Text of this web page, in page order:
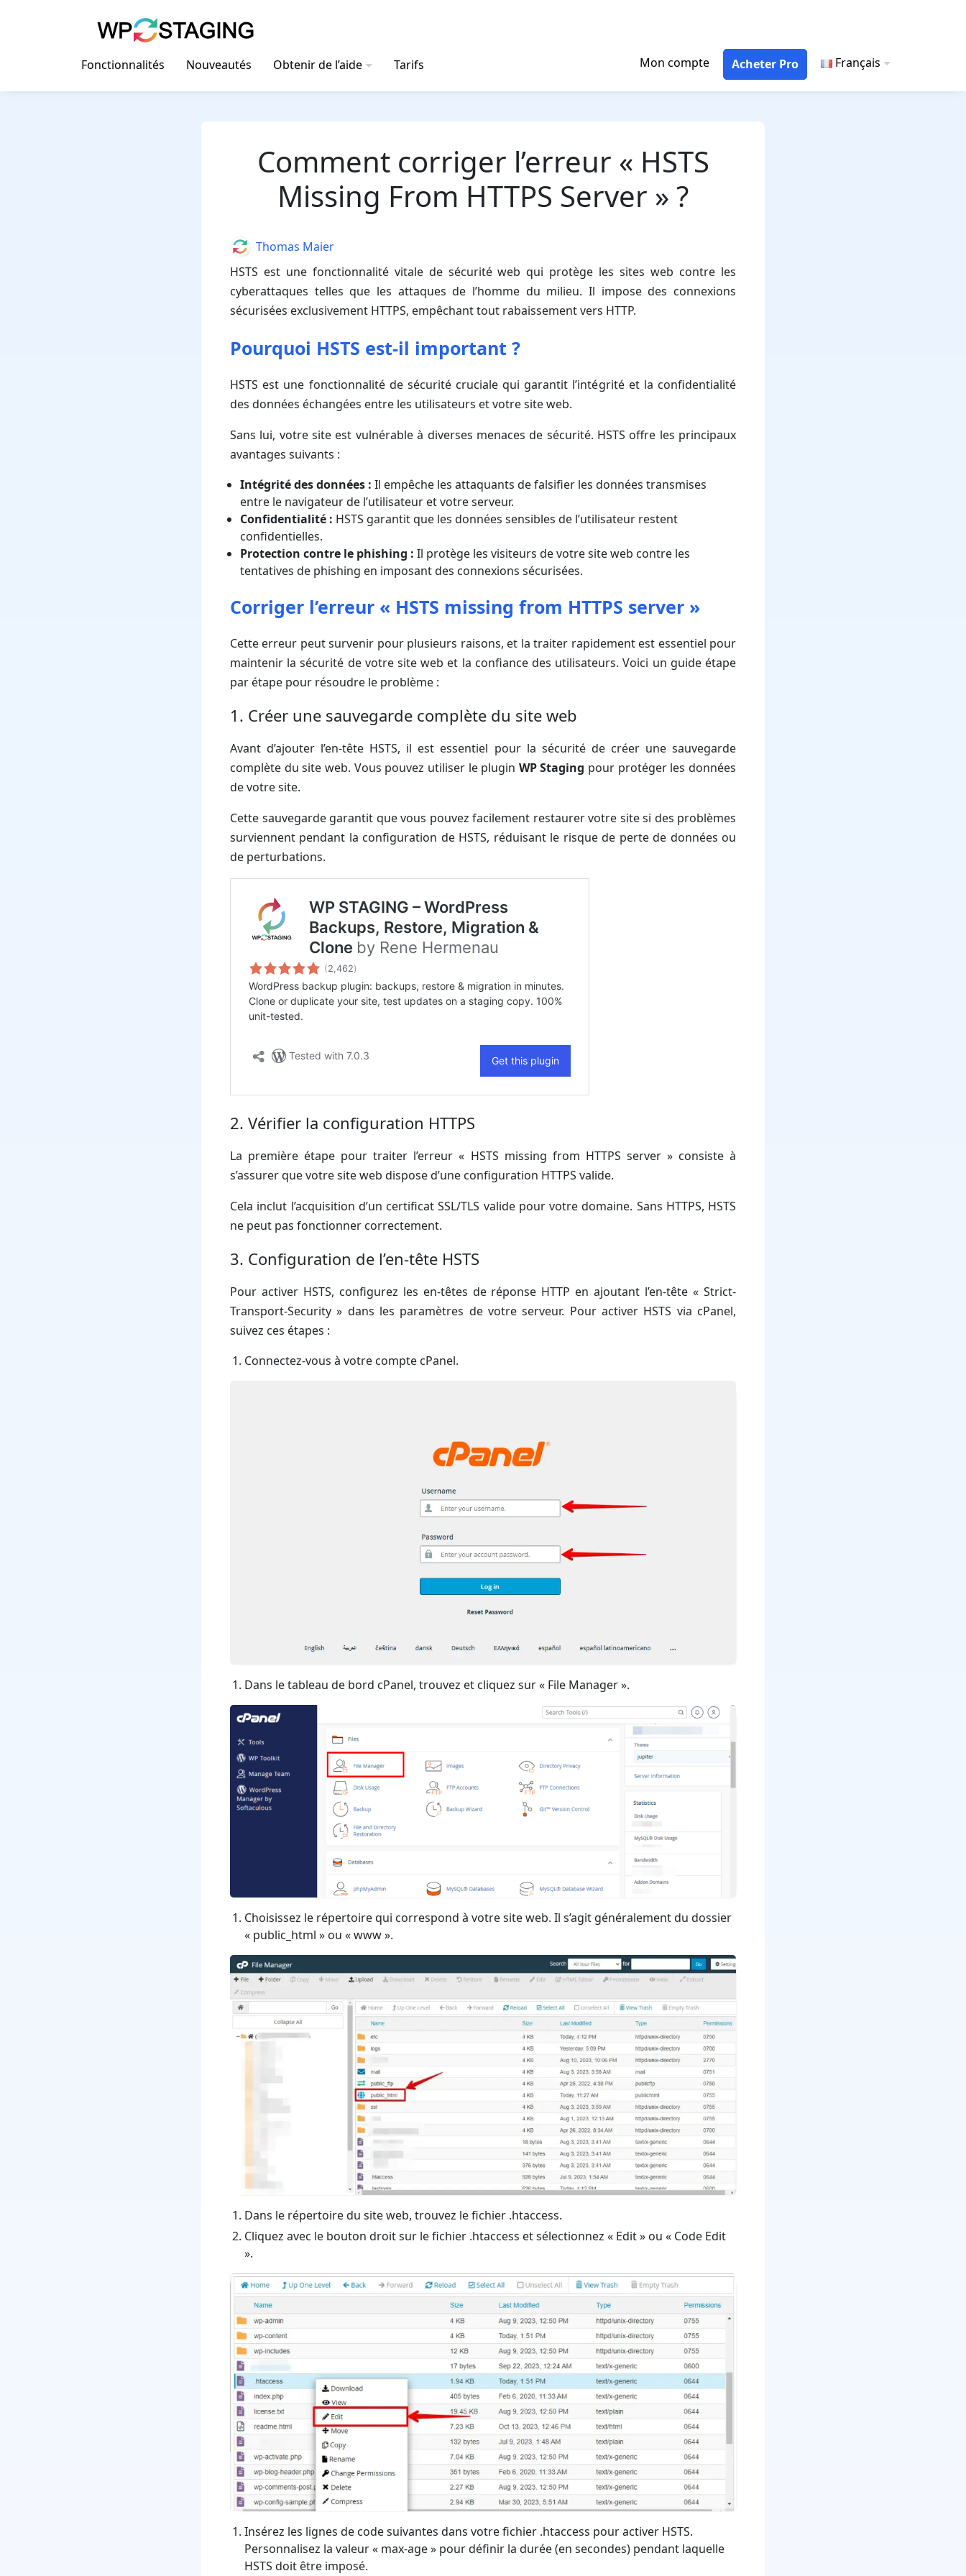
Fonctionnalités
Nouveautés Obtenir de l’aide Tarifs Mon compte Acheter Pro Français
Comment corriger l’erreur « HSTS
Missing From HTTPS Server » ?
HSTS est une fonctionnalité vitale de sécurité web qui protège les sites web contre les
cyberattaques telles que les attaques de l’homme du milieu. Il impose des connexions
sécurisées exclusivement HTTPS, empêchant tout rabaissement vers HTTP.
Pourquoi HSTS est-il important ?
HSTS est une fonctionnalité de sécurité cruciale qui garantit l’intégrité et la confidentialité
des données échangées entre les utilisateurs et votre site web.
Sans lui, votre site est vulnérable à diverses menaces de sécurité. HSTS offre les principaux
avantages suivants :
Intégrité des données : Il empêche les attaquants de falsifier les données transmises
entre le navigateur de l’utilisateur et votre serveur.
Confidentialité : HSTS garantit que les données sensibles de l’utilisateur restent
confidentielles.
Protection contre le phishing : Il protège les visiteurs de votre site web contre les
tentatives de phishing en imposant des connexions sécurisées.
Corriger l’erreur « HSTS missing from HTTPS server »
Cette erreur peut survenir pour plusieurs raisons, et la traiter rapidement est essentiel pour
maintenir la sécurité de votre site web et la confiance des utilisateurs. Voici un guide étape
par étape pour résoudre le problème :
1. Créer une sauvegarde complète du site web
Avant d’ajouter l’en-tête HSTS, il est essentiel pour la sécurité de créer une sauvegarde
complète du site web. Vous pouvez utiliser le plugin WP Staging pour protéger les données
de votre site.
Cette sauvegarde garantit que vous pouvez facilement restaurer votre site si des problèmes
surviennent pendant la configuration de HSTS, réduisant le risque de perte de données ou
de perturbations.
2. Vérifier la configuration HTTPS
La première étape pour traiter l’erreur « HSTS missing from HTTPS server » consiste à
s’assurer que votre site web dispose d’une configuration HTTPS valide.
Cela inclut l’acquisition d’un certificat SSL/TLS valide pour votre domaine. Sans HTTPS, HSTS
ne peut pas fonctionner correctement.
3. Configuration de l’en-tête HSTS
Pour activer HSTS, configurez les en-têtes de réponse HTTP en ajoutant l’en-tête « Strict-
Transport-Security » dans les paramètres de votre serveur. Pour activer HSTS via cPanel,
suivez ces étapes :
Connectez-vous à votre compte cPanel.
Dans le tableau de bord cPanel, trouvez et cliquez sur « File Manager ».
Choisissez le répertoire qui correspond à votre site web. Il s’agit généralement du dossier
« public_html » ou « www ».
Dans le répertoire du site web, trouvez le fichier .htaccess.
Cliquez avec le bouton droit sur le fichier .htaccess et sélectionnez « Edit » ou « Code Edit
».
Insérez les lignes de code suivantes dans votre fichier .htaccess pour activer HSTS.
Personnalisez la valeur « max-age » pour définir la durée (en secondes) pendant laquelle
HSTS doit être imposé.
AuthorThomas Maier